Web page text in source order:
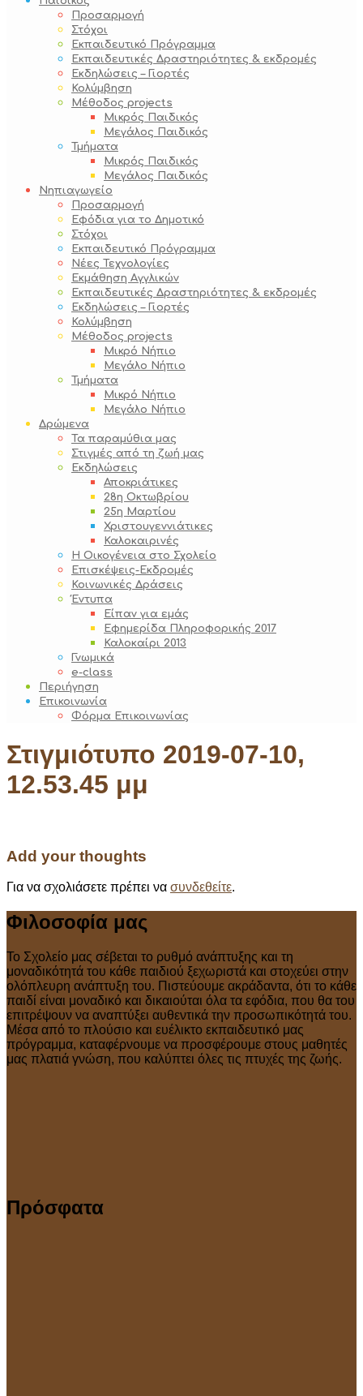
Προσαρμογή
Στόχοι
Εκπαιδευτικό Πρόγραμμα
Εκπαιδευτικές Δραστηριότητες & εκδρομές
Εκδηλώσεις – Γιορτές
Κολύμβηση
Μέθοδος projects
Μικρός Παιδικός
Μεγάλος Παιδικός
Τμήματα
Μικρός Παιδικός
Μεγάλος Παιδικός
Νηπιαγωγείο
Προσαρμογή
Εφόδια για το Δημοτικό
Στόχοι
Εκπαιδευτικό Πρόγραμμα
Νέες Τεχνολογίες
Εκμάθηση Αγγλικών
Εκπαιδευτικές Δραστηριότητες & εκδρομές
Εκδηλώσεις – Γιορτές
Κολύμβηση
Μέθοδος projects
Μικρό Νήπιο
Μεγάλο Νήπιο
Τμήματα
Μικρό Νήπιο
Μεγάλο Νήπιο
Δρώμενα
Τα παραμύθια μας
Στιγμές από τη ζωή μας
Εκδηλώσεις
Αποκριάτικες
28η Οκτωβρίου
25η Μαρτίου
Χριστουγεννιάτικες
Καλοκαιρινές
Η Οικογένεια στο Σχολείο
Επισκέψεις-Εκδρομές
Κοινωνικές Δράσεις
Έντυπα
Είπαν για εμάς
Εφημερίδα Πληροφορικής 2017
Καλοκαίρι 2013
Γνωμικά
e-class
Περιήγηση
Επικοινωνία
Φόρμα Επικοινωνίας
Στιγμιότυπο 2019-07-10,
12.53.45 μμ
Add your thoughts
Για να σχολιάσετε πρέπει να συνδεθείτε.
Φιλοσοφία μας
Το Σχολείο μας σέβεται το ρυθμό ανάπτυξης και τη
μοναδικότητά του κάθε παιδιού ξεχωριστά και στοχεύει στην
ολόπλευρη ανάπτυξη του. Πιστεύουμε ακράδαντα, ότι το κάθε
παιδί είναι μοναδικό και δικαιούται όλα τα εφόδια, που θα του
επιτρέψουν να αναπτύξει αυθεντικά την προσωπικότητά του.
Μέσα από το πλούσιο και ευέλικτο εκπαιδευτικό μας
πρόγραμμα, καταφέρνουμε να προσφέρουμε στους μαθητές
μας πλατιά γνώση, που καλύπτει όλες τις πτυχές της ζωής.
Πρόσφατα